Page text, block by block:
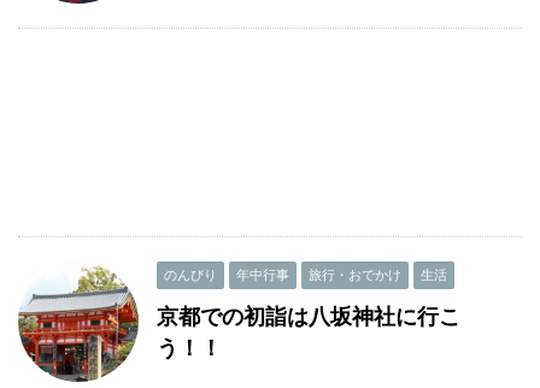
のんびり 年中行事 旅行・おでかけ 生活
京都での初詣は八坂神社に行こ
う！！